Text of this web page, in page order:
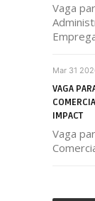
Vaga
Mar 31
VAGA
IMPACT
Vaga